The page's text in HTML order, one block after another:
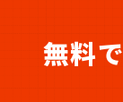
無料